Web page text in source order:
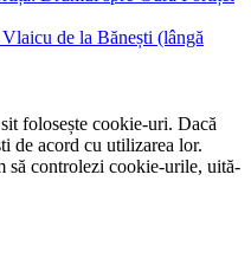
folosește cookie-uri. Dacă
de acord cu utilizarea lor.
să controlezi cookie-urile, uită-